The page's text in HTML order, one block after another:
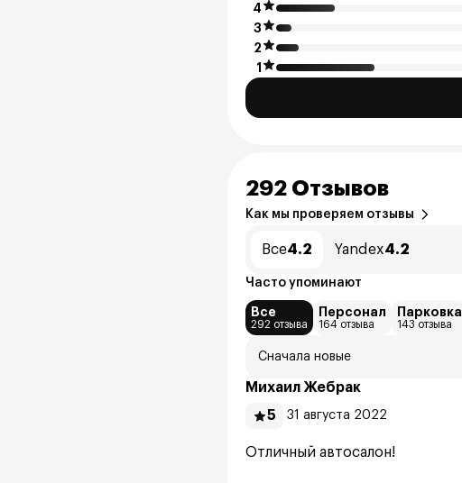
4
3
2
1
292 Отзывов
Как мы проверяем отзывы
Все4.2 Yandex4.2
Часто упоминают
Все
292 отзыва
Персонал
164 отзыва
Парковка
143 отзыва
Сначала новые
Михаил Жебрак
5
31 августа 2022
Отличный автосалон!